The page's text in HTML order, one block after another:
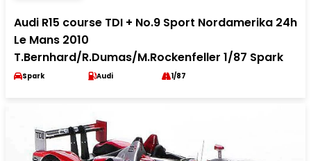
Audi R15 course TDI + No.9 Sport Nordamerika 24h
Le Mans 2010
T.Bernhard/R.Dumas/M.Rockenfeller 1/87 Spark
Spark Audi 1/87